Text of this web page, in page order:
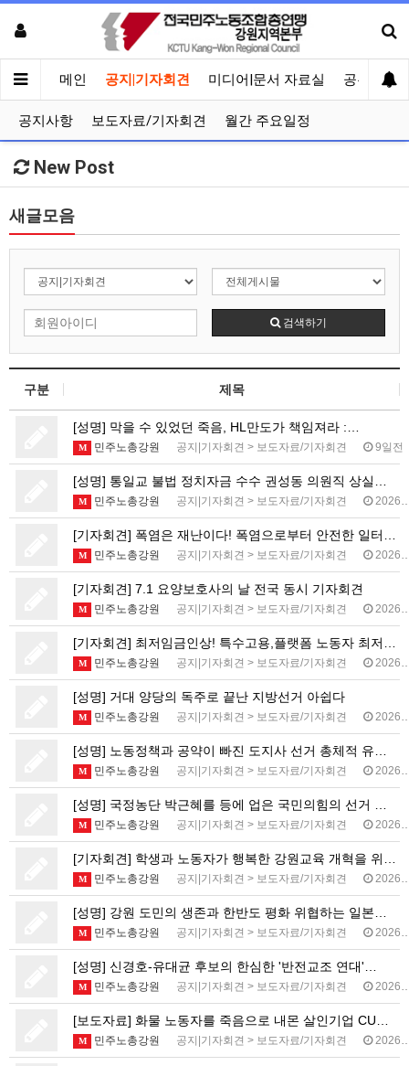
메인 공지|기자회견 미디어|문서 자료실 공유게시
공지사항 보도자료/기자회견 월간 주요일정
New Post
새글모음
검색하기
구분 제목
[성명] 막을 수 있었던 죽음, HL만도가 책임져라 :…
M 민주노총강원 공지|기자회견 > 보도자료/기자회견 9일전
[성명] 통일교 불법 정치자금 수수 권성동 의원직 상실…
M 민주노총강원 공지|기자회견 > 보도자료/기자회견 2026.07.16
[기자회견] 폭염은 재난이다! 폭염으로부터 안전한 일터…
M 민주노총강원 공지|기자회견 > 보도자료/기자회견 2026.07.01
[기자회견] 7.1 요양보호사의 날 전국 동시 기자회견
M 민주노총강원 공지|기자회견 > 보도자료/기자회견 2026.07.01
[기자회견] 최저임금인상! 특수고용,플랫폼 노동자 최저…
M 민주노총강원 공지|기자회견 > 보도자료/기자회견 2026.06.18
[성명] 거대 양당의 독주로 끝난 지방선거 아쉽다
M 민주노총강원 공지|기자회견 > 보도자료/기자회견 2026.06.04
[성명] 노동정책과 공약이 빠진 도지사 선거 총체적 유…
M 민주노총강원 공지|기자회견 > 보도자료/기자회견 2026.06.01
[성명] 국정농단 박근혜를 등에 업은 국민의힘의 선거 …
M 민주노총강원 공지|기자회견 > 보도자료/기자회견 2026.05.28
[기자회견] 학생과 노동자가 행복한 강원교육 개혁을 위…
M 민주노총강원 공지|기자회견 > 보도자료/기자회견 2026.05.28
[성명] 강원 도민의 생존과 한반도 평화 위협하는 일본…
M 민주노총강원 공지|기자회견 > 보도자료/기자회견 2026.05.18
[성명] 신경호-유대균 후보의 한심한 '반전교조 연대'…
M 민주노총강원 공지|기자회견 > 보도자료/기자회견 2026.05.11
[보도자료] 화물 노동자를 죽음으로 내몬 살인기업 CU…
M 민주노총강원 공지|기자회견 > 보도자료/기자회견 2026.04.21